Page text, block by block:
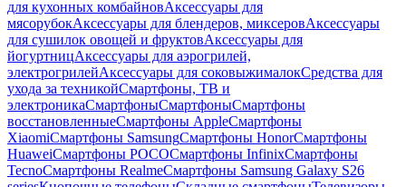
для кухонных комбайновАксессуары для
мясорубокАксессуары для блендеров, миксеровАксессуары
для сушилок овощей и фруктовАксессуары для
йогуртницАксессуары для аэрогрилей,
электрогрилейАксессуары для соковыжималокСредства для
ухода за техникойСмартфоны, ТВ и
электроникаСмартфоныСмартфоныСмартфоны
восстановленныеСмартфоны AppleСмартфоны
XiaomiСмартфоны SamsungСмартфоны HonorСмартфоны
HuaweiСмартфоны POCOСмартфоны InfinixСмартфоны
TecnoСмартфоны RealmeСмартфоны Samsung Galaxy S26